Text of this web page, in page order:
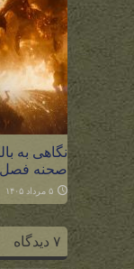
نگاهی به
صحنه فصل
۵ مرداد ۱۴۰۵
۷ دیدگاه